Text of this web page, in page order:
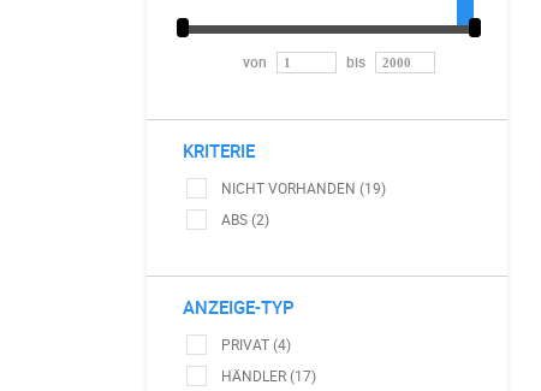
von bis
KRITERIE
NICHT VORHANDEN (19)
ABS (2)
ANZEIGE-TYP
PRIVAT (4)
HÄNDLER (17)